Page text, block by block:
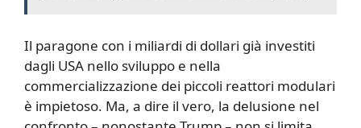
Il paragone con i miliardi di dollari già investiti
dagli USA nello sviluppo e nella
commercializzazione dei piccoli reattori modulari
è impietoso. Ma, a dire il vero, la delusione nel